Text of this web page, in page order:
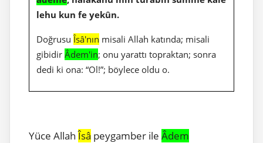
lehu kun fe yekûn.
DoğrusuÎsâ'nın misali Allah katında; misali
gibidir Âdem'in; onu yarattı topraktan; sonra
dedi ki ona: “Ol!”; böylece oldu o.
Yüce AllahÎsâ peygamber ile Âdem